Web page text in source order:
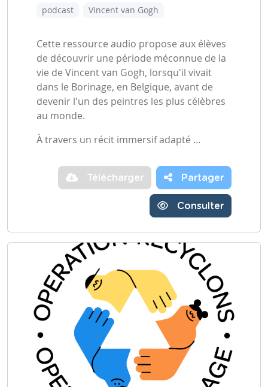
podcast
Vincent van Gogh
Cette ressource audio propose aux élèves
de découvrir une période méconnue de la
vie de Vincent van Gogh, lorsqu'il vivait
dans le Borinage, en Belgique, avant de
devenir l'un des peintres les plus célèbres
au monde.
À travers un récit immersif adapté …
Télécharger Partager
Consulter